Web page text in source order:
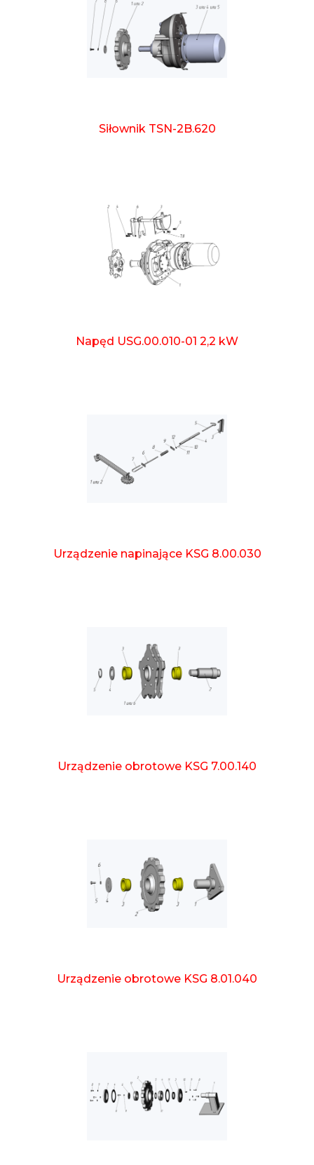
Siłownik TSN-2B.620
Napęd USG.00.010-01 2,2 kW
Urządzenie napinające KSG 8.00.030
Urządzenie obrotowe KSG 7.00.140
Urządzenie obrotowe KSG 8.01.040